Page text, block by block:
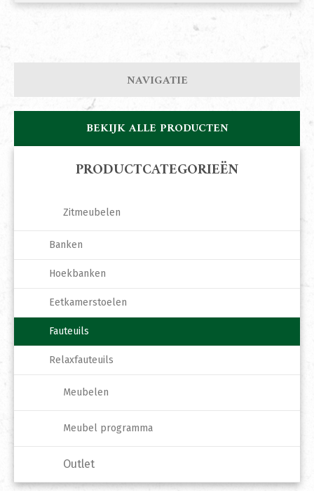
€
NAVIGATIE
BEKIJK ALLE PRODUCTEN
PRODUCTCATEGORIEËN
Zitmeubelen
Banken
Hoekbanken
Eetkamerstoelen
Fauteuils
Relaxfauteuils
Meubelen
Meubel programma
Outlet